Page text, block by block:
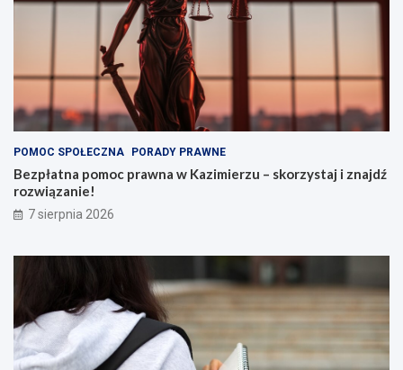
POMOC SPOŁECZNA PORADY PRAWNE
Bezpłatna pomoc prawna w Kazimierzu – skorzystaj i znajdź
rozwiązanie!
7 sierpnia 2026